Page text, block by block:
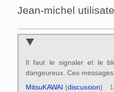
Jean-michel
Il faut le signaler et le
dangeureux. Ces
MitsuKAWAI (discussion)